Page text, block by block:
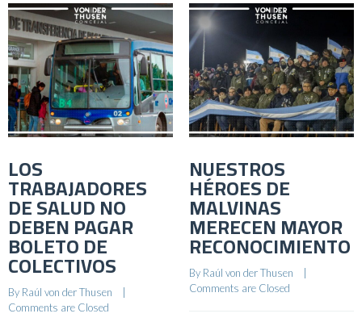
LOS
TRABAJADORES
DE SALUD NO
DEBEN PAGAR
BOLETO DE
COLECTIVOS
By Raúl von der Thusen
Comments are Closed
NUESTROS
HÉROES DE
MALVINAS
MERECEN MAYOR
RECONOCIMIENTO
By Raúl von der Thusen
Comments are Closed